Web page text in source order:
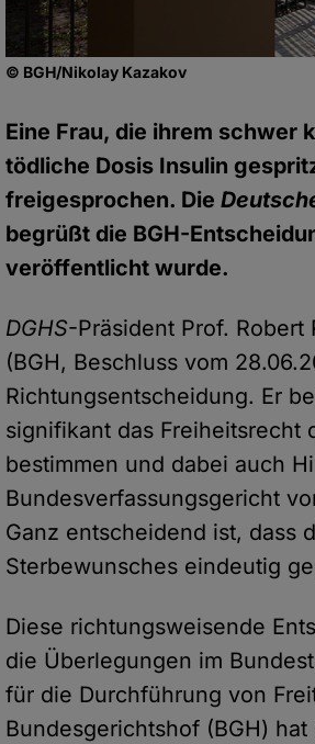
© BGH/Nikolay Kazakov
Eine Frau, die ihrem schwer
tödliche Dosis Insulin
freigesprochen. Die
begrüßt die BGH-
veröffentlicht wurde.
DGHS-Präsident Prof.
(BGH, Beschluss vom
Richtungsentscheidung. Er
signifikant das Freiheitsrecht
bestimmen und dabei auch
Bundesverfassungsgericht
Ganz entscheidend ist, dass
Sterbewunsches eindeutig
Diese richtungsweisende
die Überlegungen im
für die Durchführung von
Bundesgerichtshof (BGH)